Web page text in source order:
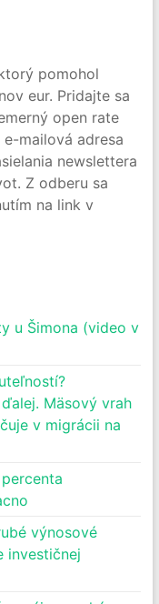
pomohol
eur. Pridajte sa
open rate
mailová adresa
newslettera
Z odberu sa
na link v
u Šimona (video v
Mäsový vrah
v migrácii na
výnosové
investičnej